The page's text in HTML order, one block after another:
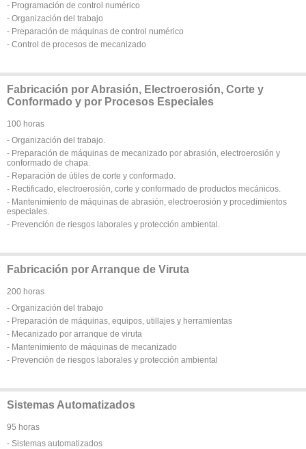
- Programación de control numérico
- Organización del trabajo
- Preparación de máquinas de control numérico
- Control de procesos de mecanizado
Fabricación por Abrasión, Electroerosión, Corte y
Conformado y por Procesos Especiales
100 horas
- Organización del trabajo.
- Preparación de máquinas de mecanizado por abrasión, electroerosión y
conformado de chapa.
- Reparación de útiles de corte y conformado.
- Rectificado, electroerosión, corte y conformado de productos mecánicos.
- Mantenimiento de máquinas de abrasión, electroerosión y procedimientos
especiales.
- Prevención de riesgos laborales y protección ambiental.
Fabricación por Arranque de Viruta
200 horas
- Organización del trabajo
- Preparación de máquinas, equipos, utillajes y herramientas
- Mecanizado por arranque de viruta
- Mantenimiento de máquinas de mecanizado
- Prevención de riesgos laborales y protección ambiental
Sistemas Automatizados
95 horas
- Sistemas automatizados